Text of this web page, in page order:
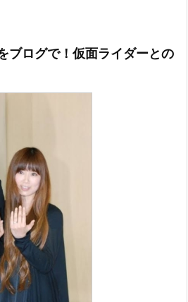
ブログで！仮面ライダーとの